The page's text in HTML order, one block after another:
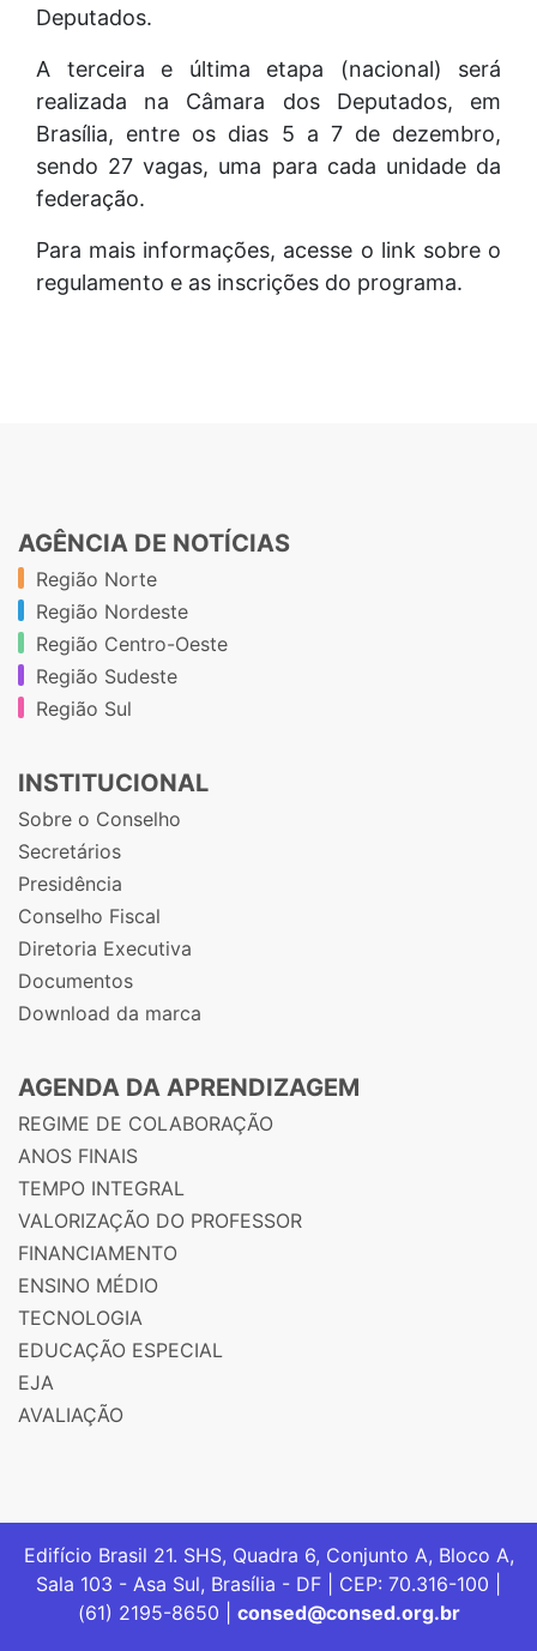
Deputados.
A terceira e última etapa (nacional) será
realizada na Câmara dos Deputados, em
Brasília, entre os dias 5 a 7 de dezembro,
sendo 27 vagas, uma para cada unidade da
federação.
Para mais informações, acesse o link sobre o
regulamento e as inscrições do programa.
AGÊNCIA DE NOTÍCIAS
Região Norte
Região Nordeste
Região Centro-Oeste
Região Sudeste
Região Sul
INSTITUCIONAL
Sobre o Conselho
Secretários
Presidência
Conselho Fiscal
Diretoria Executiva
Documentos
Download da marca
AGENDA DA APRENDIZAGEM
REGIME DE COLABORAÇÃO
ANOS FINAIS
TEMPO INTEGRAL
VALORIZAÇÃO DO PROFESSOR
FINANCIAMENTO
ENSINO MÉDIO
TECNOLOGIA
EDUCAÇÃO ESPECIAL
EJA
AVALIAÇÃO
Edifício Brasil 21. SHS, Quadra 6, Conjunto A, Bloco A,
Sala 103 - Asa Sul, Brasília - DF | CEP: 70.316-100 |
(61) 2195-8650 | consed@consed.org.br